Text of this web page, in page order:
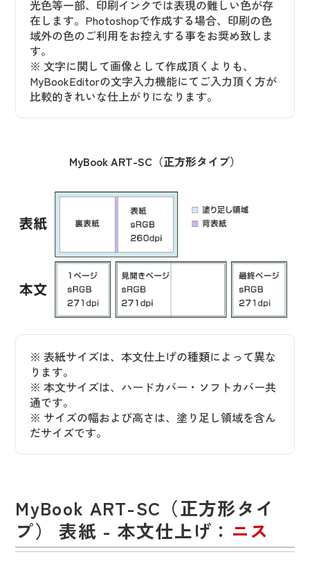
光色等一部、印刷インクでは表現の難しい色が存
在します。Photoshopで作成する場合、印刷の色
域外の色のご利用をお控えする事をお奨め致しま
す。
※ 文字に関して画像として作成頂くよりも、
MyBookEditorの文字入力機能にてご入力頂く方が
比較的きれいな仕上がりになります。
MyBook ART-SC（正方形タイプ）
※ 表紙サイズは、本文仕上げの種類によって異な
ります。
※ 本文サイズは、ハードカバー・ソフトカバー共
通です。
※ サイズの幅および高さは、塗り足し領域を含ん
だサイズです。
MyBook ART-SC（正方形タイ
プ） 表紙 - 本文仕上げ： ニス